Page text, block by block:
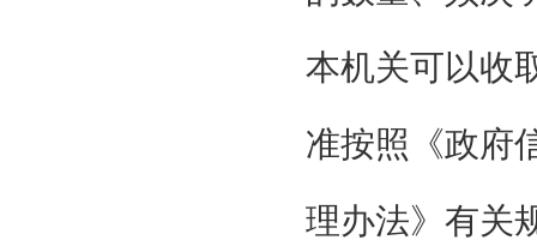
本机关可以收
准按照《政府
理办法》有关